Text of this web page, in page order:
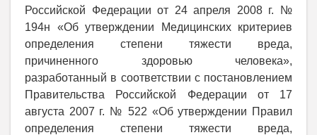
Российской Федерации от 24 апреля 2008 г. №
194н «Об утверждении Медицинских критериев
определения степени тяжести вреда,
причиненного здоровью человека»,
разработанный в соответствии с постановлением
Правительства Российской Федерации от 17
августа 2007 г. № 522 «Об утверждении Правил
определения степени тяжести вреда,